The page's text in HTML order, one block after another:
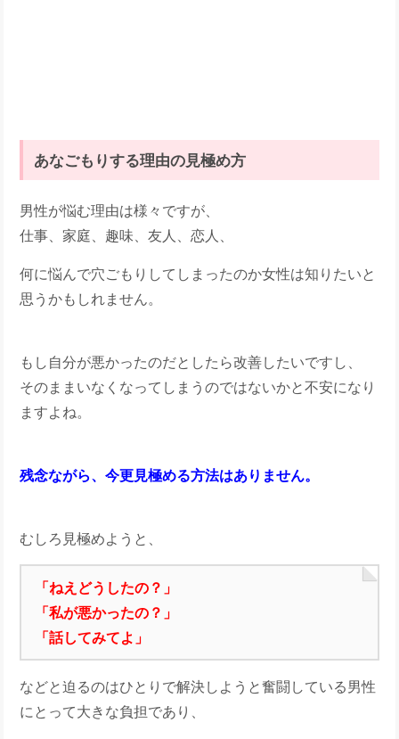
あなごもりする理由の見極め方
男性が悩む理由は様々ですが、
仕事、家庭、趣味、友人、恋人、
何に悩んで穴ごもりしてしまったのか女性は知りたいと
思うかもしれません。
もし自分が悪かったのだとしたら改善したいですし、
そのままいなくなってしまうのではないかと不安になり
ますよね。
残念ながら、今更見極める方法はありません。
むしろ見極めようと、
「ねえどうしたの？」
「私が悪かったの？」
「話してみてよ」
などと迫るのはひとりで解決しようと奮闘している男性
にとって大きな負担であり、